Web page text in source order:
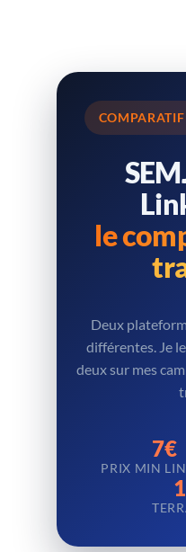
le
Deux
différentes. Je
deux sur mes
7€
PRIX MIN